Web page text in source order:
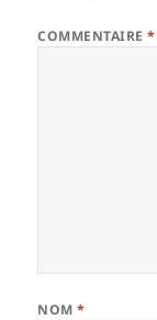
COMMENTAIRE*
NOM*